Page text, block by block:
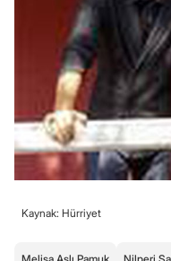
Kaynak: Hürriyet